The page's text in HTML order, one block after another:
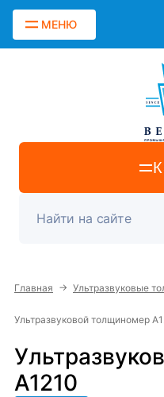
МЕНЮ
Главная → Ультразвуковые
Ультразвуковой толщиномер
А1210